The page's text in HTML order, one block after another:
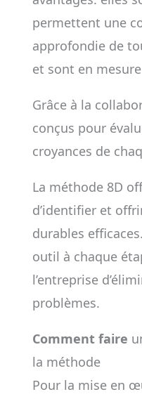
permettent une
approfondie de
et sont en
Grâce à la
conçus pour
croyances de
La méthode 8D
d’identifier et
durables
outil à chaque
l’entreprise
problèmes.
Comment faire
la méthode
Pour la mise en